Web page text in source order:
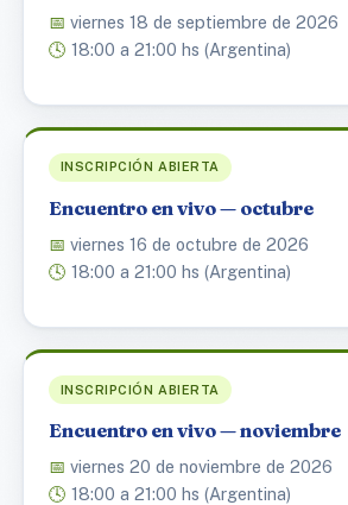
📅 viernes 18 de septiembre de 2026
🕓 18:00 a 21:00 hs (Argentina)
INSCRIPCIÓN ABIERTA
Encuentro en vivo — octubre
📅 viernes 16 de octubre de 2026
🕓 18:00 a 21:00 hs (Argentina)
INSCRIPCIÓN ABIERTA
Encuentro en vivo — noviembre
📅 viernes 20 de noviembre de 2026
🕓 18:00 a 21:00 hs (Argentina)